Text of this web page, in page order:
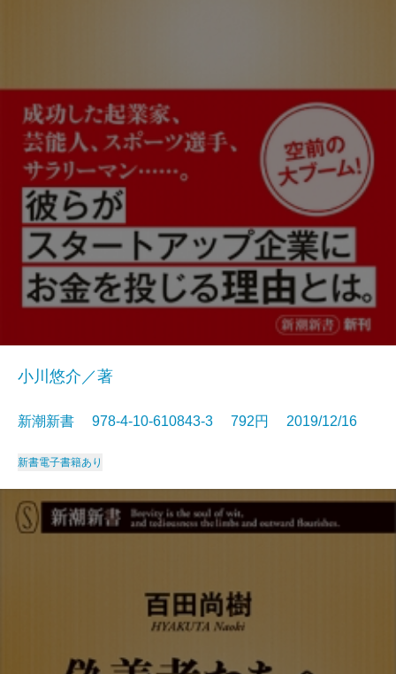
小川悠介／著
新潮新書 978-4-10-610843-3 792円 2019/12/16
新書電子書籍あり